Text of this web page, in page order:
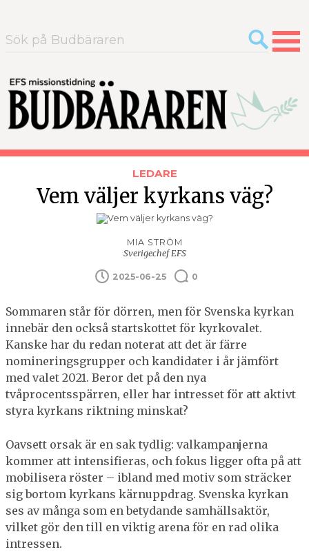
Sök
efter:
LEDARE
Vem väljer kyrkans väg?
MIA STRÖM
Sverigechef EFS
2025-06-25 0
Sommaren står för dörren, men för Svenska kyrkan
innebär den också startskottet för kyrkovalet.
Kanske har du redan noterat att det är färre
nomineringsgrupper och kandidater i år jämfört
med valet 2021. Beror det på den nya
tvåprocentsspärren, eller har intresset för att aktivt
styra kyrkans riktning minskat?
Oavsett orsak är en sak tydlig: valkampanjerna
kommer att intensifieras, och fokus ligger ofta på att
mobilisera röster – ibland med motiv som sträcker
sig bortom kyrkans kärnuppdrag. Svenska kyrkan
ses av många som en betydande samhällsaktör,
vilket gör den till en viktig arena för en rad olika
intressen.